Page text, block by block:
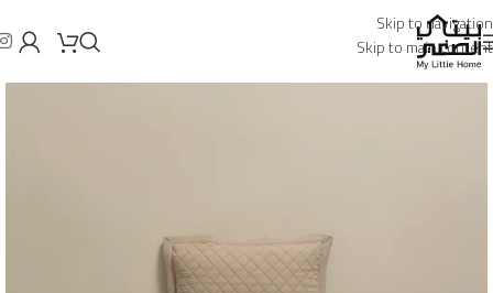
Skip to navigation
Skip to main content